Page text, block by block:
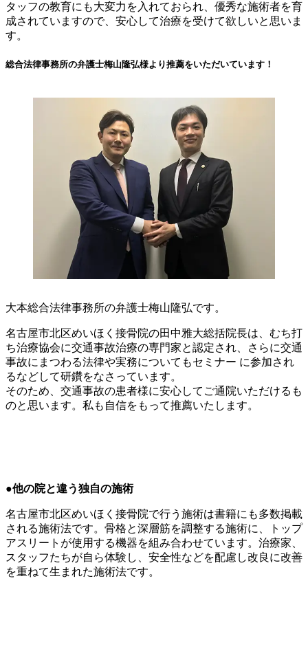
タッフの教育にも大変力を入れておられ、優秀な施術者を育
成されていますので、安心して治療を受けて欲しいと思いま
す。
総合法律事務所の弁護士梅山隆弘様より推薦をいただいています！
大本総合法律事務所の弁護士梅山隆弘です。
名古屋市北区めいほく接骨院の田中雅大総括院長は、むち打
ち治療協会に交通事故治療の専門家と認定され、さらに交通
事故にまつわる法律や実務についてもセミナー に参加され
るなどして研鑽をなさっています。
そのため、交通事故の患者様に安心してご通院いただけるも
のと思います。私も自信をもって推薦いたします。
●他の院と違う独自の施術
名古屋市北区めいほく接骨院で行う施術は書籍にも多数掲載
される施術法です。骨格と深層筋を調整する施術に、トップ
アスリートが使用する機器を組み合わせています。治療家、
スタッフたちが自ら体験し、安全性などを配慮し改良に改善
を重ねて生まれた施術法です。